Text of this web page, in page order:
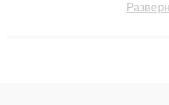
сохранением гарантии до 3 лет.